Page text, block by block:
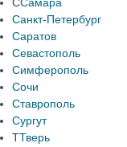
Санкт-Петербург
Саратов
Севастополь
Симферополь
Сочи
Ставрополь
Сургут
ТТверь